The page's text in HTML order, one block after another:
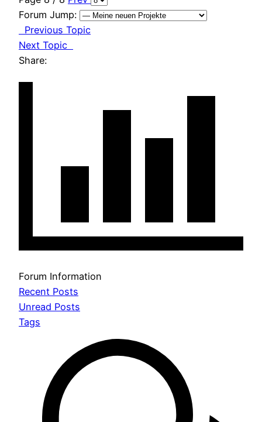
Forum Jump:
Previous Topic
Next Topic
Share:
Forum Information
Recent Posts
Unread Posts
Tags